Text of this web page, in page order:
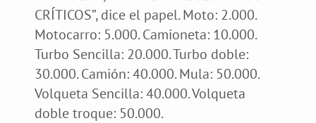
CRÍTICOS”, dice el papel. Moto: 2.000.
Motocarro: 5.000. Camioneta: 10.000.
Turbo Sencilla: 20.000. Turbo doble:
30.000. Camión: 40.000. Mula: 50.000.
Volqueta Sencilla: 40.000. Volqueta
doble troque: 50.000.